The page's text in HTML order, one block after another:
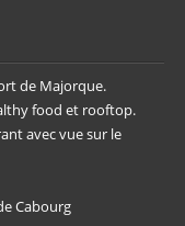
de Majorque.
food et rooftop.
avec vue sur le
Cabourg